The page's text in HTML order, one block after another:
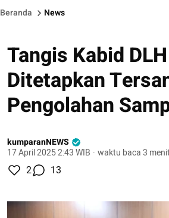
Beranda News
Tangis Kabid
Ditetapkan
Pengolahan
kumparanNEWS
17 April 2025 2:43 WIB · waktu baca 3 menit
2 13